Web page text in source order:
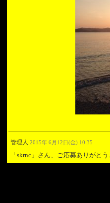
管理人 2015年 6月12日(金) 10:35
「skrnc」さん、ご応募ありがと